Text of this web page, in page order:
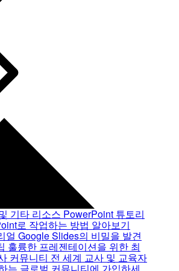
기타 리소스 PowerPoint 튜토리
로 작업하는 방법 알아보기
얼 Google Slides의 비밀을 발견
훌륭한 프레젠테이션을 위한 최
커뮤니티 전 세계 교사 및 교육자